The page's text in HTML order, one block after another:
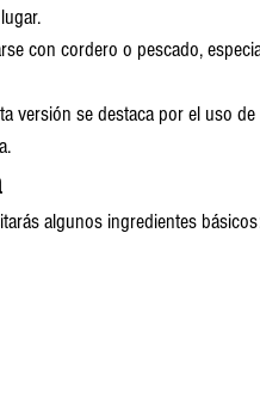
con cordero o pescado,
versión se destaca por el uso
algunos ingredientes